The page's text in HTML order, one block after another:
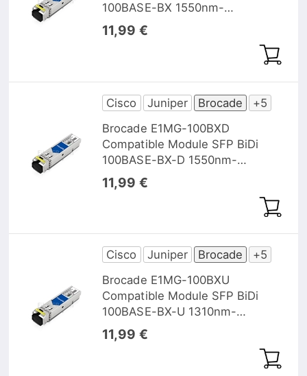
100BASE-BX 1550nm-
TX/1310nm-RX 20km DOM
11,99 €
Cisco Juniper Brocade
+5
Brocade E1MG-100BXD
Compatible Module SFP BiDi
100BASE-BX-D 1550nm-
TX/1310nm-RX 10km
11,99 €
Cisco Juniper Brocade
+5
Brocade E1MG-100BXU
Compatible Module SFP BiDi
100BASE-BX-U 1310nm-
TX/1550nm-RX 10km
11,99 €